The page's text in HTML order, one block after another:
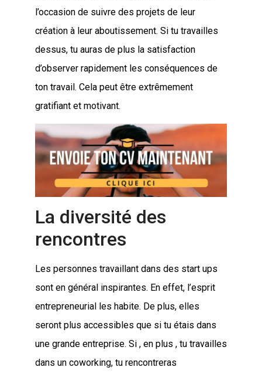
l’occasion de suivre des projets de leur
création à leur aboutissement. Si tu travailles
dessus, tu auras de plus la satisfaction
d’observer rapidement les conséquences de
ton travail. Cela peut être extrêmement
gratifiant et motivant.
La diversité des
rencontres
Les personnes travaillant dans des start ups
sont en général inspirantes. En effet, l’esprit
entrepreneurial les habite. De plus, elles
seront plus accessibles que si tu étais dans
une grande entreprise. Si , en plus , tu travailles
dans un coworking, tu rencontreras